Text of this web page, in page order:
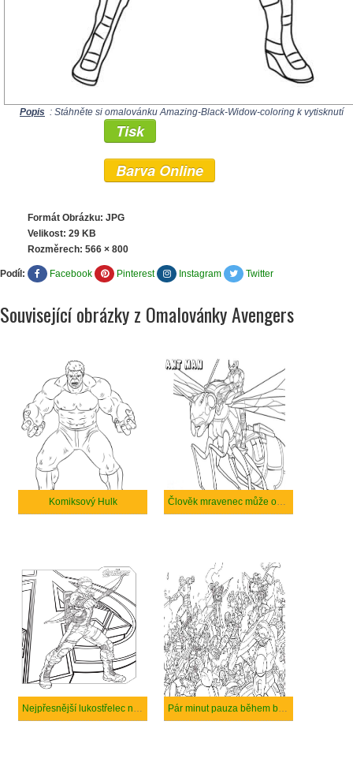
Popis : Stáhněte si omalovánku Amazing-Black-Widow-coloring k vytisknutí
Tisk
Barva Online
Formát Obrázku: JPG
Velikost: 29 KB
Rozměrech: 566 × 800
Podíl: Facebook Pinterest Instagram Twitter
Související obrázky z Omalovánky Avengers
Komiksový Hulk Člověk mravenec může ovládat mravence.
Nejpřesnější lukostřelec na planetě Pár minut pauza během bitvy.